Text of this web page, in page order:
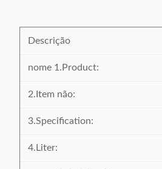
Descrição
nome 1.Product:
2.Item não:
3.Specification:
4.Liter: